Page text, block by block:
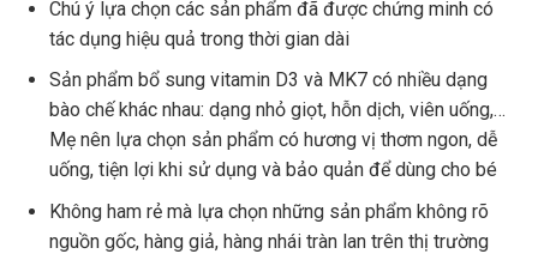
Chú ý lựa chọn các sản phẩm đã được chứng minh có
tác dụng hiệu quả trong thời gian dài
Sản phẩm bổ sung vitamin D3 và MK7 có nhiều dạng
bào chế khác nhau: dạng nhỏ giọt, hỗn dịch, viên uống,…
Mẹ nên lựa chọn sản phẩm có hương vị thơm ngon, dễ
uống, tiện lợi khi sử dụng và bảo quản để dùng cho bé
Không ham rẻ mà lựa chọn những sản phẩm không rõ
nguồn gốc, hàng giả, hàng nhái tràn lan trên thị trường